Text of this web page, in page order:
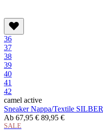
36
37
38
39
40
41
42
camel active
Sneaker Nappa/Textile SILBER
Ab 67,95 € 89,95 €
SALE